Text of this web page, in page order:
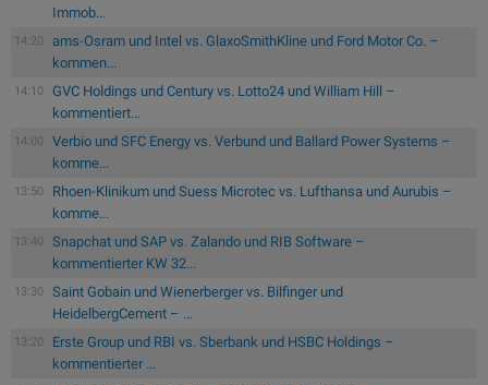
Immob...
14:20
ams-Osram und Intel vs. GlaxoSmithKline und Ford Motor Co. –
kommen...
14:10
GVC Holdings und Century vs. Lotto24 und William Hill –
kommentiert...
14:00
Verbio und SFC Energy vs. Verbund und Ballard Power Systems –
komme...
13:50
Rhoen-Klinikum und Suess Microtec vs. Lufthansa und Aurubis –
komme...
13:40
Snapchat und SAP vs. Zalando und RIB Software –
kommentierter KW 32...
13:30
Saint Gobain und Wienerberger vs. Bilfinger und
HeidelbergCement – ...
13:20
Erste Group und RBI vs. Sberbank und HSBC Holdings –
kommentierter ...